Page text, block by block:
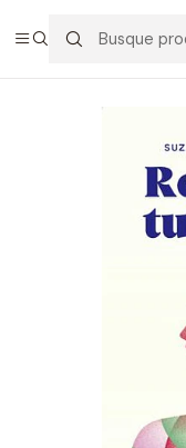
Crecimiento